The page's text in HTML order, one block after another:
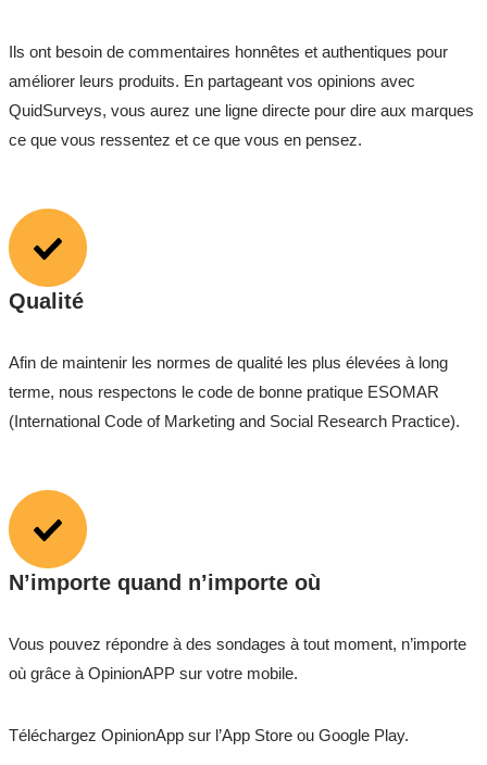
Ils ont besoin de commentaires honnêtes et authentiques pour
améliorer leurs produits. En partageant vos opinions avec
QuidSurveys, vous aurez une ligne directe pour dire aux marques
ce que vous ressentez et ce que vous en pensez.
Qualité
Afin de maintenir les normes de qualité les plus élevées à long
terme, nous respectons le code de bonne pratique ESOMAR
(International Code of Marketing and Social Research Practice).
N’importe quand n’importe où
Vous pouvez répondre à des sondages à tout moment, n’importe
où grâce à OpinionAPP sur votre mobile.
Téléchargez OpinionApp sur l’App Store ou Google Play.